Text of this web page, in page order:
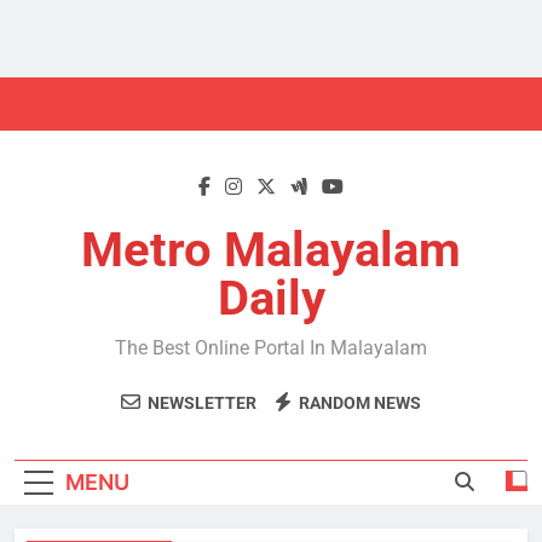
Metro Malayalam
Daily
The Best Online Portal In Malayalam
NEWSLETTER RANDOM NEWS
MENU